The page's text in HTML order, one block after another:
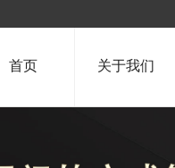
首页 关于我们